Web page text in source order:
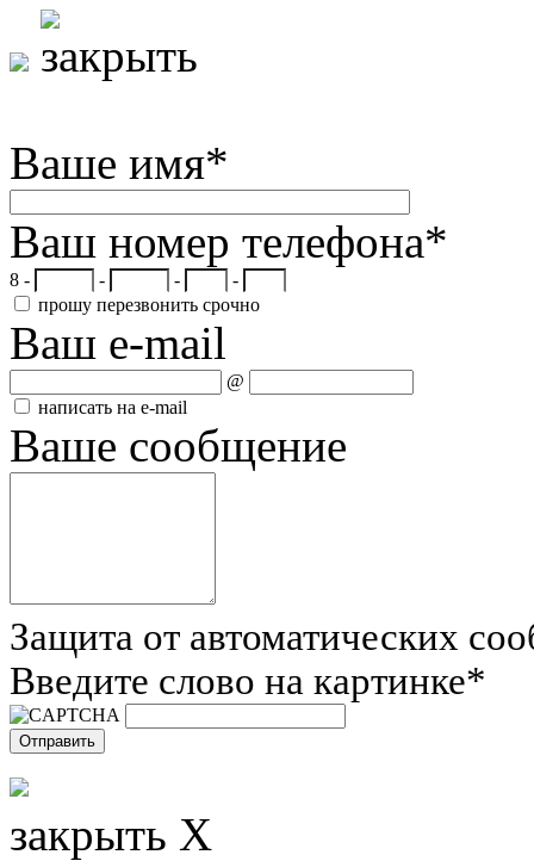
Ваше имя*
Ваш номер телефона*
8 - - -
-
прошу перезвонить срочно
Ваш e-mail
@
написать на e-mail
Ваше сообщение
Защита от автоматических
Введите слово на картинке*
закрыть X